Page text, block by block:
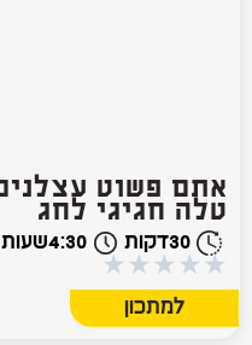
טלה חגיגי לחג
30דקות 4:30שעות
★
★
★
★
★
למתכון